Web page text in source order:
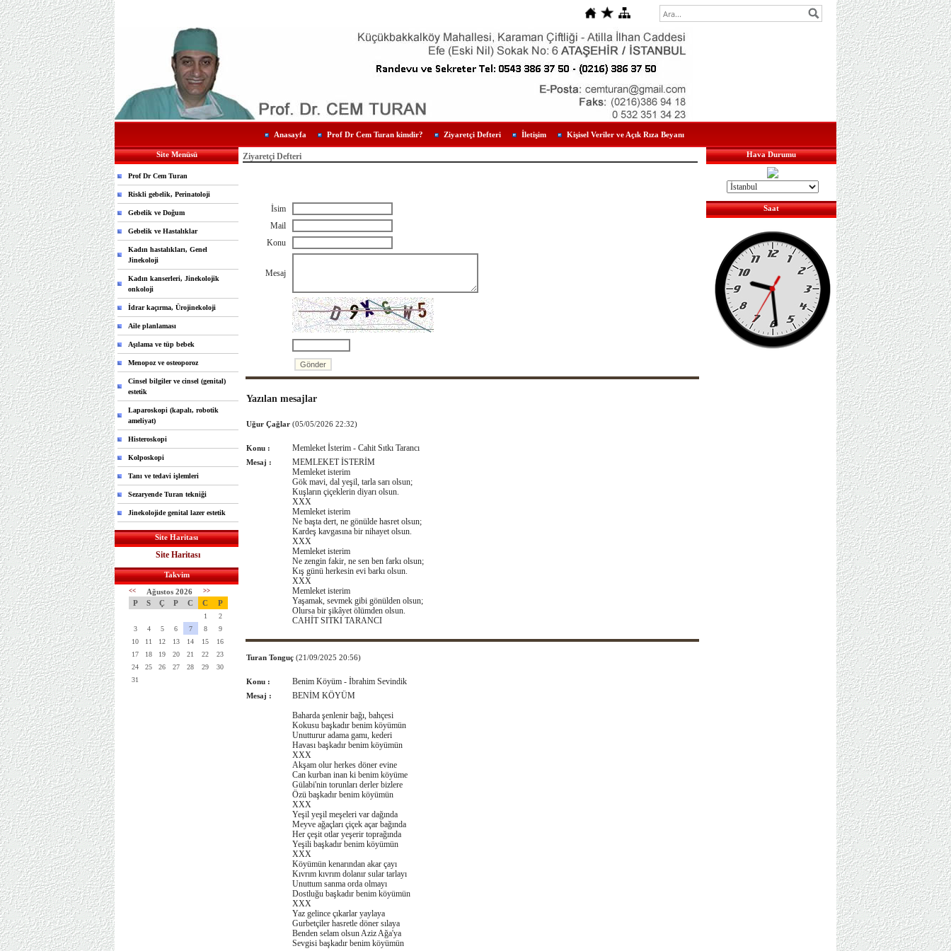
Anasayfa Prof Dr Cem Turan kimdir? Ziyaretçi Defteri İletişim Kişisel Veriler ve Açık Rıza Beyanı
Site Menüsü
Prof Dr Cem Turan
Riskli gebelik, Perinatoloji
Gebelik ve Doğum
Gebelik ve Hastalıklar
Kadın hastalıkları, Genel
Jinekoloji
Kadın kanserleri, Jinekolojik
onkoloji
İdrar kaçırma, Ürojinekoloji
Aile planlaması
Aşılama ve tüp bebek
Menopoz ve osteoporoz
Cinsel bilgiler ve cinsel (genital)
estetik
Laparoskopi (kapalı, robotik
ameliyat)
Histeroskopi
Kolposkopi
Tanı ve tedavi işlemleri
Sezaryende Turan tekniği
Jinekolojide genital lazer estetik
Site Haritası
Site Haritası
Takvim
<< Ağustos 2026 >>
P S Ç P C C P
1
2
3
4 5 6 7 8
9
10
11 12 13 14 15
16
17
18 19 20 21 22
23
24
25 26 27 28 29
30
31
Ziyaretçi Defteri
İsim
Mail
Konu
Mesaj
Yazılan mesajlar
Uğur Çağlar (05/05/2026 22:32)
Konu : Memleket İsterim - Cahit Sıtkı Tarancı
Mesaj :
MEMLEKET İSTERİM
Memleket isterim
Gök mavi, dal yeşil, tarla sarı olsun;
Kuşların çiçeklerin diyarı olsun.
XXX
Memleket isterim
Ne başta dert, ne gönülde hasret olsun;
Kardeş kavgasına bir nihayet olsun.
XXX
Memleket isterim
Ne zengin fakir, ne sen ben farkı olsun;
Kış günü herkesin evi barkı olsun.
XXX
Memleket isterim
Yaşamak, sevmek gibi gönülden olsun;
Olursa bir şikâyet ölümden olsun.
CAHİT SITKI TARANCI
Turan Tonguç (21/09/2025 20:56)
Konu : Benim Köyüm - İbrahim Sevindik
Mesaj :
BENİM KÖYÜM
Baharda şenlenir bağı, bahçesi
Kokusu başkadır benim köyümün
Unutturur adama gamı, kederi
Havası başkadır benim köyümün
XXX
Akşam olur herkes döner evine
Can kurban inan ki benim köyüme
Gülabi'nin torunları derler bizlere
Özü başkadır benim köyümün
XXX
Yeşil yeşil meşeleri var dağında
Meyve ağaçları çiçek açar bağında
Her çeşit otlar yeşerir toprağında
Yeşili başkadır benim köyümün
XXX
Köyümün kenarından akar çayı
Kıvrım kıvrım dolanır sular tarlayı
Unuttum sanma orda olmayı
Dostluğu başkadır benim köyümün
XXX
Yaz gelince çıkarlar yaylaya
Gurbetçiler hasretle döner sılaya
Benden selam olsun Aziz Ağa'ya
Sevgisi başkadır benim köyümün
Hava Durumu
Saat